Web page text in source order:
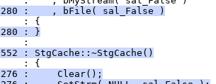
:    , bFile( sal_False )
: }
: StgCache::~StgCache()
:     Clear();